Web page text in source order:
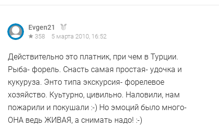
Evgen21
358 5 марта 2010, 16:52
Действительно это платник, при чем в Турции.
Рыба- форель. Снасть самая простая- удочка и
кукуруза. Энто типа экскурсия- форелевое
хозяйство. Куьтурно, цивильно. Наловили, нам
пожарили и покушали :-) Но эмоций было много-
ОНА ведь ЖИВАЯ, а снимать надо! :-)